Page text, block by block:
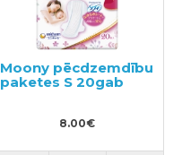
Moony pēcdzemdību
paketes S 20gab
8.00€